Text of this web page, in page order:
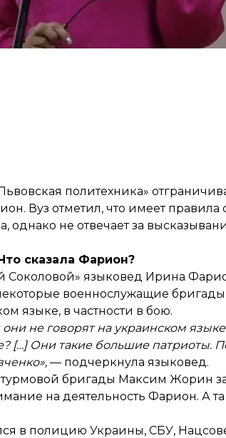
политехника»
Вуз отметил, что имеет
однако не отвечает за
сказала Фарион?
языковед Ирина
военнослужащие
языке, в частности в бою.
не говорят на украинском
[…] Они такие большие патриоты.
, — подчеркнула языковед.
бригады Максим Жорин
на деятельность Фарион. А та
в полицию Украины, СБУ,